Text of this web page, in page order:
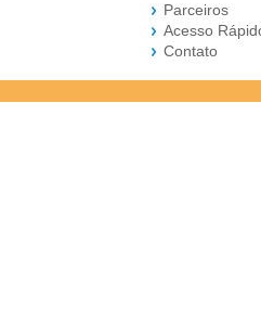
Parceiros
Acesso
Contato